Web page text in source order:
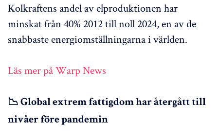
Kolkraftens andel av elproduktionen har
minskat från 40% 2012 till noll 2024, en av de
snabbaste energiomställningarna i världen.
Läs mer på Warp News
📉 Global extrem fattigdom har återgått till
nivåer före pandemin